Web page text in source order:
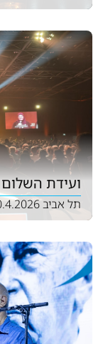
ועידת
תל אביב 30.4.2026